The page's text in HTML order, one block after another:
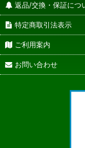
返品/交換・保証につ
特定商取引法表示
ご利用案内
お問い合わせ